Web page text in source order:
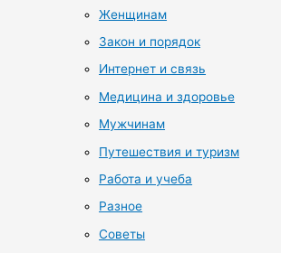
Женщинам
Закон и порядок
Интернет и связь
Медицина и здоровье
Мужчинам
Путешествия и туризм
Работа и учеба
Разное
Советы